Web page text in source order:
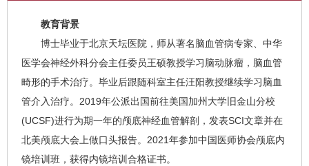
教育背景
博士毕业于北京天坛医院，师从著名脑血管病专家、中华
医学会神经外科分会主任委员王硕教授学习脑动脉瘤，脑血管
畸形的手术治疗。毕业后跟随科室主任汪阳教授继续学习脑血
管介入治疗。2019年公派出国前往美国加州大学旧金山分校
(UCSF)进行为期一年的颅底神经血管解剖，发表SCI文章并在
北美颅底大会上做口头报告。2021年参加中国医师协会颅底内
镜培训班，获得内镜培训合格证书。